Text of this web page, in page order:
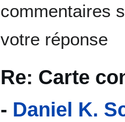
commentaires
votre réponse
Re: Carte
- Daniel K.